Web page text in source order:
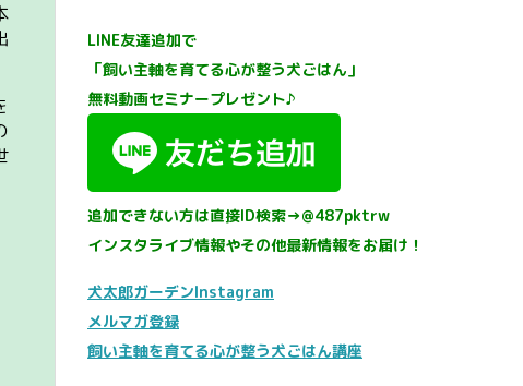
LINE友達追加で
「飼い主軸を育てる心が整う犬ごはん」
無料動画セミナープレゼント♪
追加できない方は直接ID検索→@487pktrw
インスタライブ情報やその他最新情報をお届け！
犬太郎ガーデンInstagram
メルマガ登録
飼い主軸を育てる心が整う犬ごはん講座